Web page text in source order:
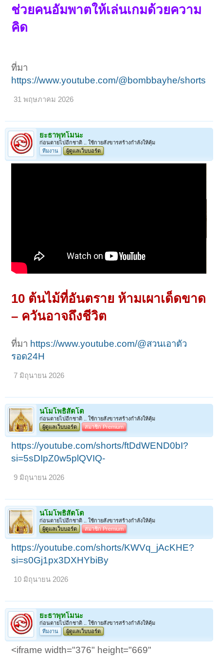
ช่วยคนอัมพาตให้เล่นเกมด้วยความ
คิด
ที่มา
https://www.youtube.com/@bombbayhe/shorts
31 พฤษภาคม 2026
ยะธาพุทโมนะ
ก่อนตายไปอีกชาติ .. ใช้กายสังขารสร้างกำลังให้คุ้ม
ทีมงาน
ผู้ดูแลเว็บบอร์ด
10 ต้นไม้ที่อันตราย ห้ามเผาเด็ดขาด
– ควันอาจถึงชีวิต
ที่มา https://www.youtube.com/@สวนเอาตัว
รอด24H
7 มิถุนายน 2026
นโมโพธิสัตโต
ก่อนตายไปอีกชาติ .. ใช้กายสังขารสร้างกำลังให้คุ้ม
ผู้ดูแลเว็บบอร์ด
สมาชิก Premium
https://youtube.com/shorts/ftDdWEND0bI?
si=5sDIpZ0w5plQVIQ-
9 มิถุนายน 2026
นโมโพธิสัตโต
ก่อนตายไปอีกชาติ .. ใช้กายสังขารสร้างกำลังให้คุ้ม
ผู้ดูแลเว็บบอร์ด
สมาชิก Premium
https://youtube.com/shorts/KWVq_jAcKHE?
si=s0Gj1px3DXHYbiBy
10 มิถุนายน 2026
ยะธาพุทโมนะ
ก่อนตายไปอีกชาติ .. ใช้กายสังขารสร้างกำลังให้คุ้ม
ทีมงาน
ผู้ดูแลเว็บบอร์ด
<iframe width="376" height="669"
< ย้อนกลับ 1 ← 5 6 7 8 9 10 ถัดไป >